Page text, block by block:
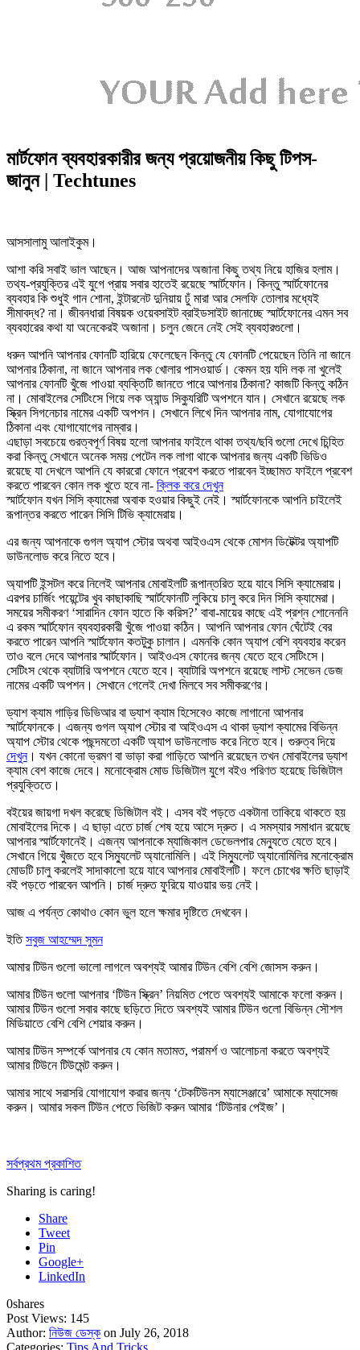
মার্টফোন ব্যবহারকারীর জন্য প্রয়োজনীয় কিছু টিপস-
জানুন | Techtunes
আসসালামু আলাইকুম।
আশা করি সবাই ভাল আছেন। আজ আপনাদের অজানা কিছু তথ্য নিয়ে হাজির হলাম।
তথ্য-প্রযুক্তির এই যুগে প্রায় সবার হাতেই রয়েছে স্মার্টফোন। কিন্তু স্মার্টফোনের
ব্যবহার কি শুধুই গান শোনা, ইন্টারনেট দুনিয়ায় ঢুঁ মারা আর সেলফি তোলার মধ্যেই
সীমাবদ্ধ? না। জীবনধারা বিষয়ক ওয়েবসাইট ব্রাইডসাইট জানাচ্ছে স্মার্টফোনের এমন সব
ব্যবহারের কথা যা অনেকেরই অজানা। চলুন জেনে নেই সেই ব্যবহারগুলো।
ধরুন আপনি আপনার ফোনটি হারিয়ে ফেলেছেন কিন্তু যে ফোনটি পেয়েছেন তিনি না জানে
আপনার ঠিকানা, না জানে আপনার লক খোলার পাসওয়ার্ড। কেমন হয় যদি লক না খুলেই
আপনার ফোনটি খুঁজে পাওয়া ব্যক্তিটি জানতে পারে আপনার ঠিকানা? কাজটি কিন্তু কঠিন
না। মোবাইলের সেটিংসে গিয়ে লক অ্যান্ড সিক্যুরিটি অপশনে যান। সেখানে রয়েছে লক
স্ক্রিন সিগনেচার নামের একটি অপশন। সেখানে লিখে দিন আপনার নাম, যোগাযোগের
ঠিকানা এবং যোগাযোগের নাম্বার।
এছাড়া সবচেয়ে গুরত্বপূর্ণ বিষয় হলো আপনার ফাইলে থাকা তথ্য/ছবি গুলো দেখে চিন্হিত
করা কিন্তু সেখানে অনেক সময় পেটেন লক লাগা থাকে আপনার জন্য একটি ভিডিও
রয়েছে যা দেখলে আপনি যে কাররো ফোনে প্রবেশ করতে পারবেন ইচ্ছামত ফাইলে প্রবেশ
করতে পারবেন কোন লক খুতে হবে না- ক্লিক করে দেখুন
স্মার্টফোন যখন সিসি ক্যামেরা অবাক হওয়ার কিছুই নেই। স্মার্টফোনকে আপনি চাইলেই
রূপান্তর করতে পারেন সিসি টিভি ক্যামেরায়।
এর জন্য আপনাকে গুগল অ্যাপ স্টোর অথবা আইওএস থেকে মোশন ডিটেক্টর অ্যাপটি
ডাউনলোড করে নিতে হবে।
অ্যাপটি ইন্সটল করে নিলেই আপনার মোবাইলটি রূপান্তরিত হয়ে যাবে সিসি ক্যামেরায়।
এরপর চার্জিং পয়েন্টের খুব কাছাকাছি স্মার্টফোনটি লুকিয়ে চালু করে দিন সিসি ক্যামেরা।
সময়ের সমীকরণ ‘সারাদিন ফোন হাতে কি করিস?’ বাবা-মায়ের কাছে এই প্রশ্ন শোনেননি
এ রকম স্মার্টফোন ব্যবহারকারী খুঁজে পাওয়া কঠিন। আপনি আপনার ফোন ঘেঁটেই বের
করতে পারেন আপনি স্মার্টফোন কতটুকু চালান। এমনকি কোন অ্যাপ বেশি ব্যবহার করেন
তাও বলে দেবে আপনার স্মার্টফোন। আইওএস ফোনের জন্য যেতে হবে সেটিংসে।
সেটিংস থেকে ব্যাটারি অপশনে যেতে হবে। ব্যাটারি অপশনে রয়েছে লাস্ট সেভেন ডেজ
নামের একটি অপশন। সেখানে গেলেই দেখা মিলবে সব সমীকরণের।
ড্যাশ ক্যাম গাড়ির ডিভিআর বা ড্যাশ ক্যাম হিসেবেও কাজে লাগানো আপনার
স্মার্টফোনকে। এজন্য গুগল অ্যাপ স্টোর বা আইওএস এ থাকা ড্যাশ ক্যামের বিভিন্ন
অ্যাপ স্টোর থেকে পছন্দমতো একটি অ্যাপ ডাউনলোড করে নিতে হবে। গুরুত্ব দিয়ে
দেখুন। যখন কোনো ভ্রমণ বা ভাড়া করা গাড়িতে আপনি রয়েছেন তখন মোবাইলের ড্যাশ
ক্যাম বেশ কাজে দেবে। মনোক্রোম মোড ডিজিটাল যুগে বইও পরিণত হয়েছে ডিজিটাল
প্রযুক্তিতে।
বইয়ের জায়গা দখল করেছে ডিজিটাল বই। এসব বই পড়তে একটানা তাকিয়ে থাকতে হয়
মোবাইলের দিকে। এ ছাড়া এতে চার্জ শেষ হয়ে আসে দ্রুত। এ সমস্যার সমাধান রয়েছে
আপনার স্মার্টফোনেই। এজন্য আপনাকে ম্যাজিকাল ডেভেলপার মেন্যুতে যেতে হবে।
সেখানে গিয়ে খুঁজতে হবে সিম্যুলেট অ্যানোমিলি। এই সিম্যুলেট অ্যানোমিলির মনোক্রোম
মোডটি চালু করলেই সাদাকালো হয়ে যাবে আপনার মোবাইলটি। ফলে চোখের ক্ষতি ছাড়াই
বই পড়তে পারবেন আপনি। চার্জ দ্রুত ফুরিয়ে যাওয়ার ভয় নেই।
আজ এ পর্যন্ত কোথাও কোন ভুল হলে ক্ষমার দৃষ্টিতে দেখবেন।
ইতিসবুজ আহম্মেদ সুমন
আমার টিউন গুলো ভালো লাগলে অবশ্যই আমার টিউন বেশি বেশিজোসস করুন।
আমার টিউন গুলো আপনার ‘টিউন স্ক্রিন’ নিয়মিত পেতে অবশ্যই আমাকে ফলো করুন।
আমার টিউন গুলো সবার কাছে ছড়িতে দিতে অবশ্যই আমার টিউন গুলো বিভিন্ন সৌশল
মিডিয়াতে বেশি বেশিশেয়ার করুন।
আমার টিউন সম্পর্কে আপনার যে কোন মতামত, পরামর্শ ও আলোচনা করতে অবশ্যই
আমার টিউনেটিউমেন্ট করুন।
আমার সাথে সরাসরি যোগাযোগ করার জন্য ‘টেকটিউনস ম্যাসেঞ্জারে’ আমাকেম্যাসেজ
করুন। আমার সকল টিউন পেতে ভিজিট করুন আমার ‘টিউনার পেইজ’ ।
সর্বপ্রথম প্রকাশিত
Sharing is caring!
Share
Tweet
Pin
Google+
LinkedIn
0shares
Post Views: 145
Author: নিউজ ডেস্ক on July 26, 2018
Categories: Tips And Tricks